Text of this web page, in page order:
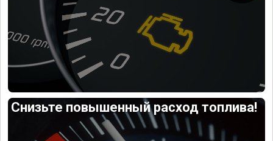
Снизьте повышенный расход топлива!